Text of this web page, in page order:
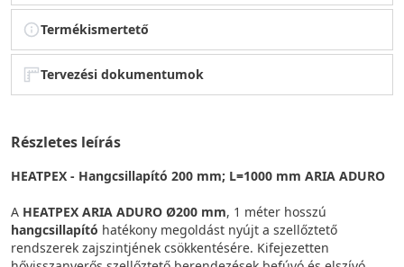
Termékismertető
Tervezési dokumentumok
Részletes leírás
HEATPEX - Hangcsillapító 200 mm; L=1000 mm ARIA ADURO
A HEATPEX ARIA ADURO Ø200 mm, 1 méter hosszú
hangcsillapító hatékony megoldást nyújt a szellőztető
rendszerek zajszintjének csökkentésére. Kifejezetten